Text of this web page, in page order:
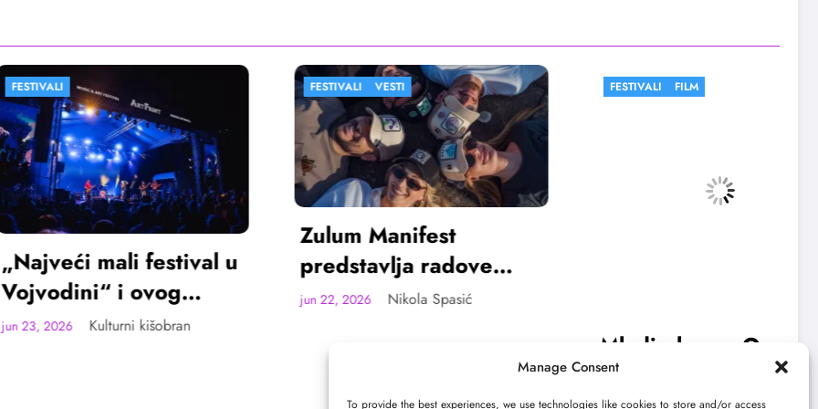
Manage Consent
To provide the best experiences, we use technologies like cookies to store and/or access
festival u
kišobran
Zulum Manifest
predstavlja radove
deset finalista u
Madlenianumu
jun 22, 2026 Nikola Spasić
FESTIVALI
Mladi glumac Ognjen
Mićović otvara 13.